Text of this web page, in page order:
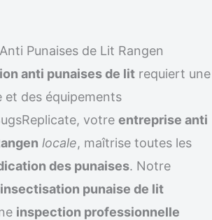
Punaises de Lit Rangen
anti punaises de lit requiert une
et des équipements
votre entreprise anti
locale, maîtrise toutes les
des punaises. Notre
punaise de lit
inspection professionnelle